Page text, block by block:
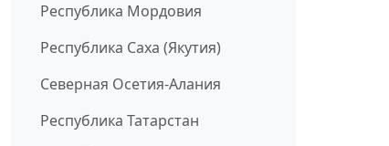
Республика Мордовия
Республика Саха (Якутия)
Северная Осетия-Алания
Республика Татарстан